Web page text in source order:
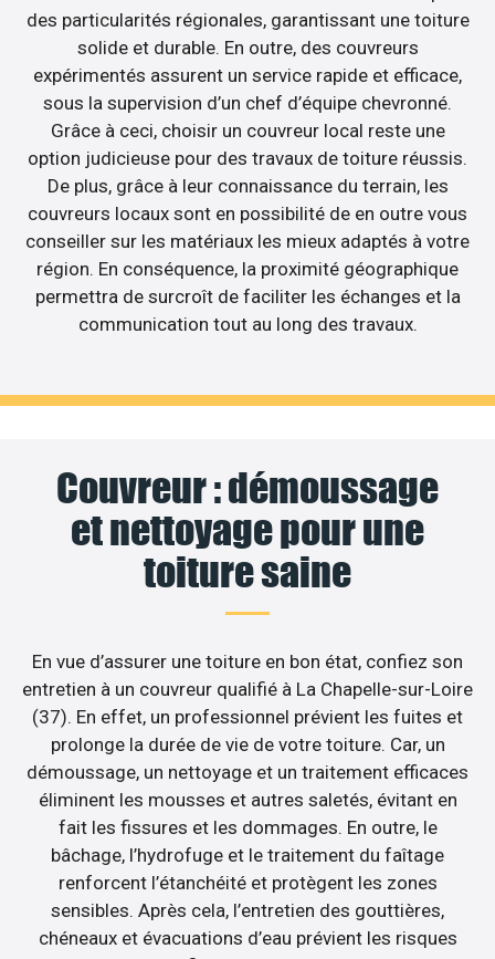
des particularités régionales, garantissant une toiture
solide et durable. En outre, des couvreurs
expérimentés assurent un service rapide et efficace,
sous la supervision d’un chef d’équipe chevronné.
Grâce à ceci, choisir un couvreur local reste une
option judicieuse pour des travaux de toiture réussis.
De plus, grâce à leur connaissance du terrain, les
couvreurs locaux sont en possibilité de en outre vous
conseiller sur les matériaux les mieux adaptés à votre
région. En conséquence, la proximité géographique
permettra de surcroît de faciliter les échanges et la
communication tout au long des travaux.
Couvreur : démoussage
et nettoyage pour une
toiture saine
En vue d’assurer une toiture en bon état, confiez son
entretien à un couvreur qualifié à La Chapelle-sur-Loire
(37). En effet, un professionnel prévient les fuites et
prolonge la durée de vie de votre toiture. Car, un
démoussage, un nettoyage et un traitement efficaces
éliminent les mousses et autres saletés, évitant en
fait les fissures et les dommages. En outre, le
bâchage, l’hydrofuge et le traitement du faîtage
renforcent l’étanchéité et protègent les zones
sensibles. Après cela, l’entretien des gouttières,
chéneaux et évacuations d’eau prévient les risques